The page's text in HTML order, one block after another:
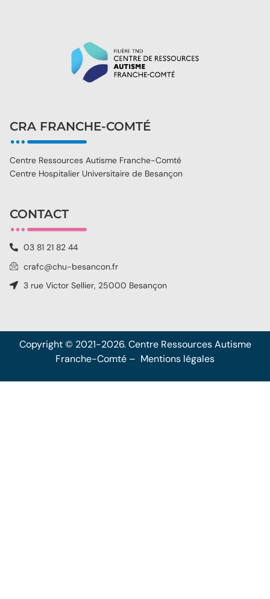
CRA FRANCHE-COMTÉ
Centre Ressources Autisme Franche-Comté
Centre Hospitalier Universitaire de Besançon
CONTACT
03 81 21 82 44
crafc@chu-besancon.fr
3 rue Victor Sellier, 25000 Besançon
Copyright © 2021-2026. Centre Ressources Autisme
Franche-Comté – Mentions légales